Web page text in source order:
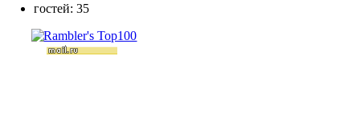
гостей: 35